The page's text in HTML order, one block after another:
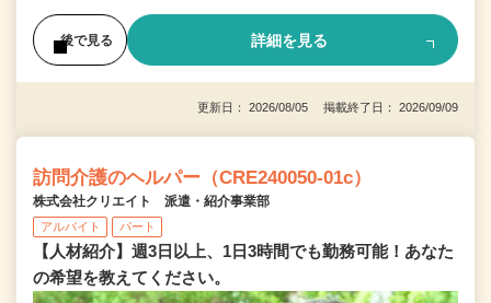
後で見る 詳細を見る
更新日： 2026/08/05 掲載終了日： 2026/09/09
訪問介護のヘルパー（CRE240050-01c）
株式会社クリエイト 派遣・紹介事業部
アルバイト パート
【人材紹介】週3日以上、1日3時間でも勤務可能！あなた
の希望を教えてください。